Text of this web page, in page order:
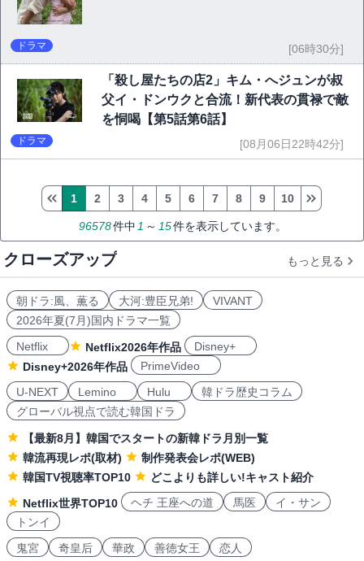
ドラマ [06時30分]
「殺し屋たちの店2」キム・へジュンが叔
父イ・ドンウクと合流！新代表の貫禄で敵
を恫喝【第5話第6話】
ドラマ [08月06日22時42分]
96578件中 1 ～ 15件を表示しています。
1 2 3 4 5 6 7 8 9 10
クローズアップ もっと見る
朝ドラ:風、薫る 大河:豊臣兄弟!
VIVANT
2026年夏(7月)国内ドラマ一覧
Netflix
Netflix2026年作品
Disney+
Disney+2026年作品
PrimeVideo
U-NEXT
Lemino Hulu
韓ドラ歴史コラム
グローバル視点で読む韓国ドラ
【最新8月】韓国でスタートの新韓ドラ月別一覧
韓流再現レポ(取材)
制作発表会レポ(WEB)
韓国TV視聴率TOP10
どこよりも詳しい!キャスト紹介
Netflix世界TOP10
ヘチ 王座への道 馬医
イ・サン
トンイ
鬼宮
奇皇后 華政 善徳女王 恋人